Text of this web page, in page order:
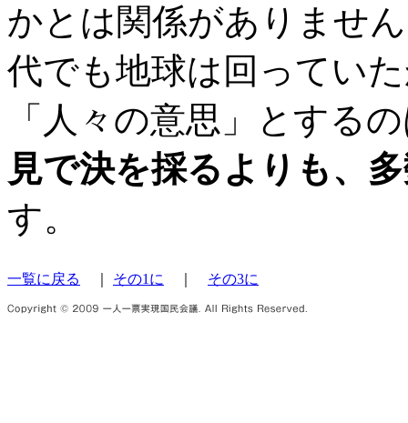
かとは関係がありませ
代でも地球は回ってい
「人々の意思」とする
見で決を採るよりも、
す。
一覧に戻る その1に その3に